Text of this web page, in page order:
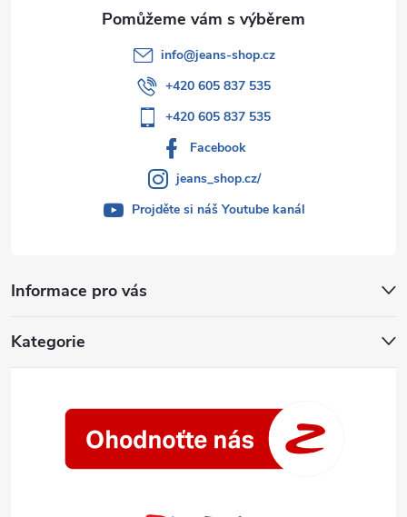
Informace pro vás
Kategorie
info@jeans-shop.cz
+420 605 837 535
+420 605 837 535
Facebook
jeans_shop.cz/
Projděte si náš Youtube kanál